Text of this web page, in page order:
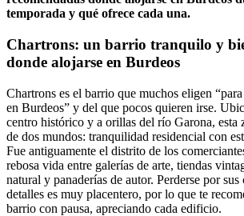
temporada y qué ofrece cada una.
Chartrons: un barrio tranquilo y
donde alojarse en Burdeos
Chartrons es el barrio que muchos eligen
en Burdeos” y del que pocos quieren irse.
centro histórico y a orillas del río Garona, esta
de dos mundos: tranquilidad residencial con
Fue antiguamente el distrito de los
rebosa vida entre galerías de arte, tiendas
natural y panaderías de autor. Perderse por sus
detalles es muy placentero, por lo que te
barrio con pausa, apreciando cada edificio.